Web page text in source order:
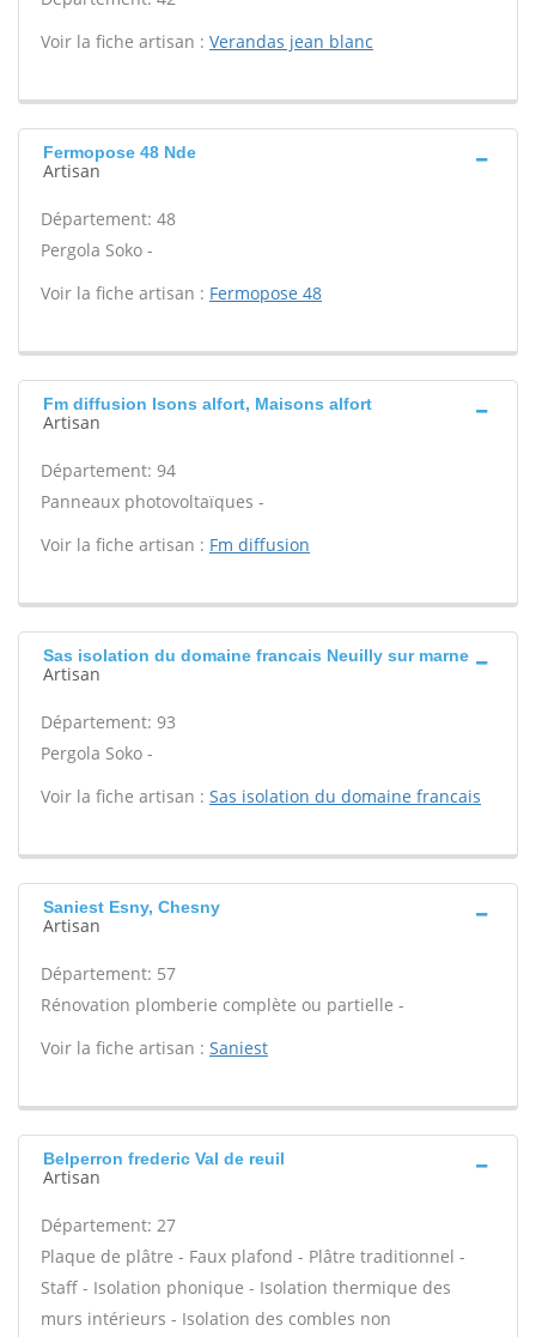
Voir la fiche artisan : Verandas jean blanc
Fermopose 48 Nde
Artisan
Département: 48
Pergola Soko -
Voir la fiche artisan : Fermopose 48
Fm diffusion Isons alfort, Maisons alfort
Artisan
Département: 94
Panneaux photovoltaïques -
Voir la fiche artisan : Fm diffusion
Sas isolation du domaine francais Neuilly sur marne
Artisan
Département: 93
Pergola Soko -
Voir la fiche artisan : Sas isolation du domaine francais
Saniest Esny, Chesny
Artisan
Département: 57
Rénovation plomberie complète ou partielle -
Voir la fiche artisan : Saniest
Belperron frederic Val de reuil
Artisan
Département: 27
Plaque de plâtre - Faux plafond - Plâtre traditionnel -
Staff - Isolation phonique - Isolation thermique des
murs intérieurs - Isolation des combles non